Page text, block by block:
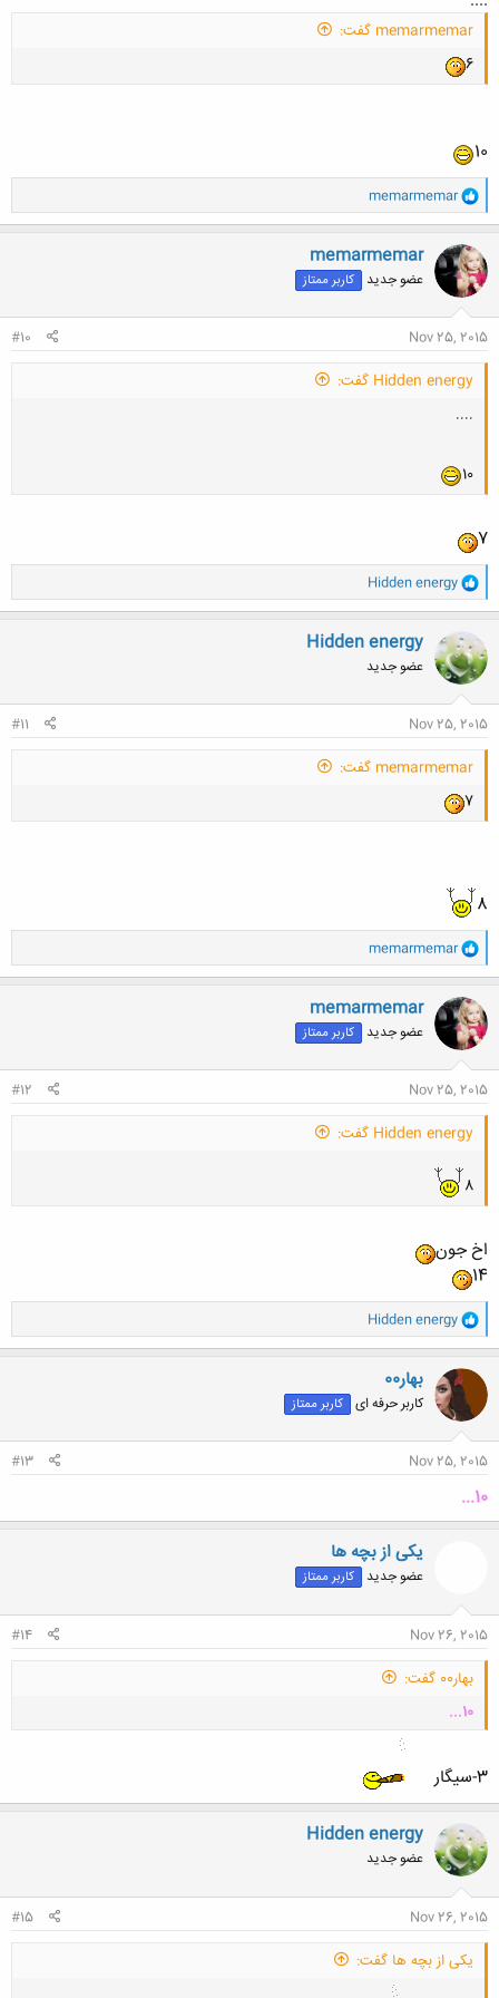
memarmemar گفت:
6
10
و
ا
ک
ن
ش
ه
ا
memarmemar
memarmemar
عضو جدید کاربر ممتاز
Nov 25, 2015
#10
Hidden energy گفت:
....
10
7
و
ا
ک
ن
ش
ه
ا
Hidden energy
Hidden energy
عضو جدید
Nov 25, 2015
#11
memarmemar گفت:
7
8
و
ا
ک
ن
ش
ه
ا
memarmemar
memarmemar
عضو جدید کاربر ممتاز
Nov 25, 2015
#12
Hidden energy گفت:
8
اخ جون
14
و
ا
ک
ن
ش
ه
ا
Hidden energy
بهار00
کاربر حرفه ای کاربر ممتاز
Nov 25, 2015
#13
10...
یکی از بچه ها
عضو جدید کاربر ممتاز
Nov 26, 2015
#14
بهار00 گفت:
10...
3-سیگار
Hidden energy
عضو جدید
Nov 26, 2015
#15
یکی از بچه ها گفت: